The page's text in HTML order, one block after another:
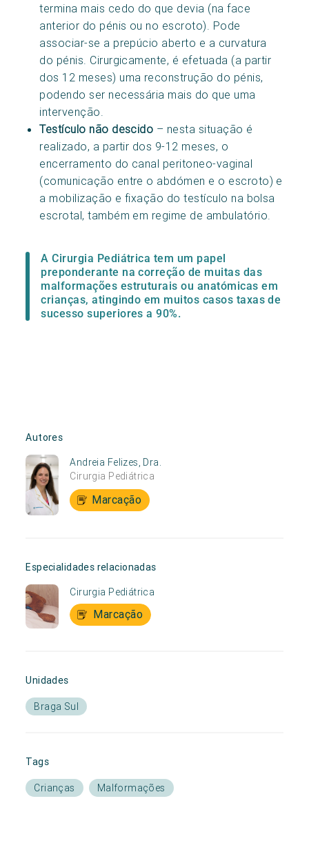
termina mais cedo do que devia (na face
anterior do pénis ou no escroto). Pode
associar-se a prepúcio aberto e a curvatura
do pénis. Cirurgicamente, é efetuada (a partir
dos 12 meses) uma reconstrução do pénis,
podendo ser necessária mais do que uma
intervenção.
Testículo não descido – nesta situação é
realizado, a partir dos 9-12 meses, o
encerramento do canal peritoneo-vaginal
(comunicação entre o abdómen e o escroto) e
a mobilização e fixação do testículo na bolsa
escrotal, também em regime de ambulatório.
A Cirurgia Pediátrica tem um papel
preponderante na correção de muitas das
malformações estruturais ou anatómicas em
crianças, atingindo em muitos casos taxas de
sucesso superiores a 90%.
Autores
Andreia Felizes, Dra.
Cirurgia Pediátrica
Marcação
Especialidades relacionadas
Cirurgia Pediátrica
Marcação
Unidades
Braga Sul
Tags
Crianças Malformações